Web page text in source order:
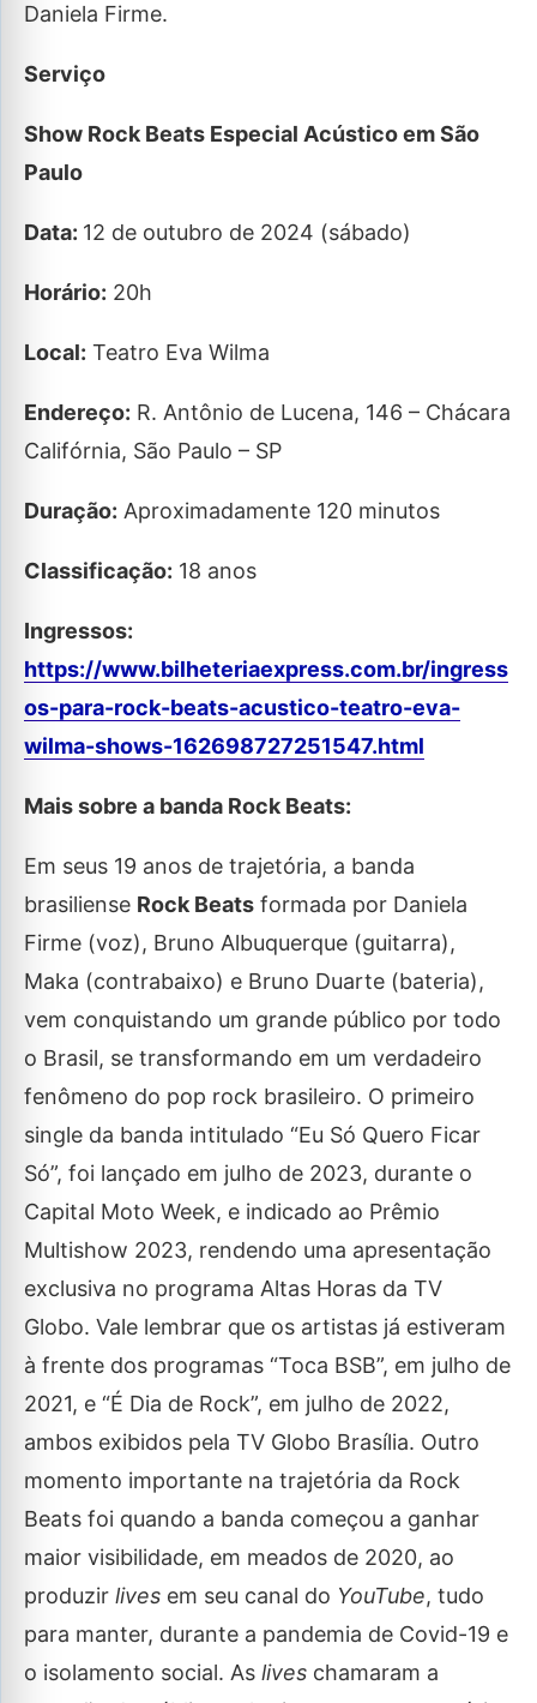
Daniela Firme.
Serviço
Show Rock Beats Especial Acústico em São
Paulo
Data: 12 de outubro de 2024 (sábado)
Horário: 20h
Local: Teatro Eva Wilma
Endereço: R. Antônio de Lucena, 146 – Chácara
Califórnia, São Paulo – SP
Duração: Aproximadamente 120 minutos
Classificação: 18 anos
Ingressos:
https://www.bilheteriaexpress.com.br/ingress
os-para-rock-beats-acustico-teatro-eva-
wilma-shows-162698727251547.html
Mais sobre a banda Rock Beats:
Em seus 19 anos de trajetória, a banda
brasiliense Rock Beats formada por Daniela
Firme (voz), Bruno Albuquerque (guitarra),
Maka (contrabaixo) e Bruno Duarte (bateria),
vem conquistando um grande público por todo
o Brasil, se transformando em um verdadeiro
fenômeno do pop rock brasileiro. O primeiro
single da banda intitulado “Eu Só Quero Ficar
Só”, foi lançado em julho de 2023, durante o
Capital Moto Week, e indicado ao Prêmio
Multishow 2023, rendendo uma apresentação
exclusiva no programa Altas Horas da TV
Globo. Vale lembrar que os artistas já estiveram
à frente dos programas “Toca BSB”, em julho de
2021, e “É Dia de Rock”, em julho de 2022,
ambos exibidos pela TV Globo Brasília. Outro
momento importante na trajetória da Rock
Beats foi quando a banda começou a ganhar
maior visibilidade, em meados de 2020, ao
produzir lives em seu canal do YouTube, tudo
para manter, durante a pandemia de Covid-19 e
o isolamento social. As lives chamaram a